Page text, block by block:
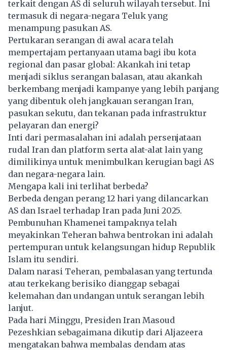
terkait dengan AS di seluruh wilayah tersebut. Ini
termasuk di negara-negara Teluk yang
menampung pasukan AS.
Pertukaran serangan di awal acara telah
mempertajam pertanyaan utama bagi ibu kota
regional dan pasar global: Akankah ini tetap
menjadi siklus serangan balasan, atau akankah
berkembang menjadi kampanye yang lebih panjang
yang dibentuk oleh jangkauan serangan Iran,
pasukan sekutu, dan tekanan pada infrastruktur
pelayaran dan energi?
Inti dari permasalahan ini adalah persenjataan
rudal Iran dan platform serta alat-alat lain yang
dimilikinya untuk menimbulkan kerugian bagi AS
dan negara-negara lain.
Mengapa kali ini terlihat berbeda?
Berbeda dengan perang 12 hari yang dilancarkan
AS dan Israel terhadap Iran pada Juni 2025.
Pembunuhan Khamenei tampaknya telah
meyakinkan Teheran bahwa bentrokan ini adalah
pertempuran untuk kelangsungan hidup Republik
Islam itu sendiri.
Dalam narasi Teheran, pembalasan yang tertunda
atau terkekang berisiko dianggap sebagai
kelemahan dan undangan untuk serangan lebih
lanjut.
Pada hari Minggu, Presiden Iran Masoud
Pezeshkian sebagaimana dikutip dari Aljazeera
mengatakan bahwa membalas dendam atas